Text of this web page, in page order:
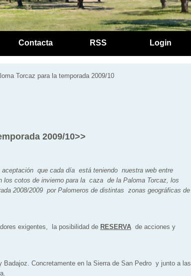
Contacta RSS Login
Torcaz para la temporada 2009/10
2009/10>>
que cada día está teniendo nuestra web entre
cotos de invierno para la caza de la Paloma Torcaz, los
2008/2009 por Palomeros de distintas zonas geográficas de
exigentes, la posibilidad de RESERVA de acciones y
Concretamente en la Sierra de San Pedro y junto a las